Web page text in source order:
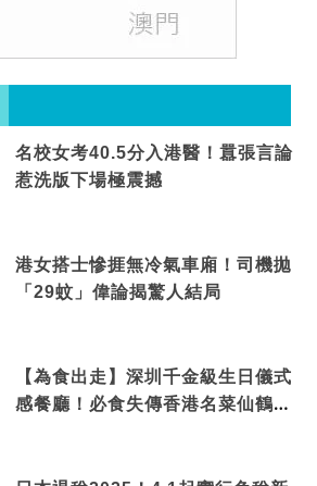
名校女考40.5分入港醫！囂張言論
惹洗版下場極震撼
港女搭士慘捱無冷氣車廂！司機拋
「29蚊」偉論揭驚人結局
【為食出走】深圳千金級生日儀式
感餐廳！必食失傳香港名菜仙鶴神